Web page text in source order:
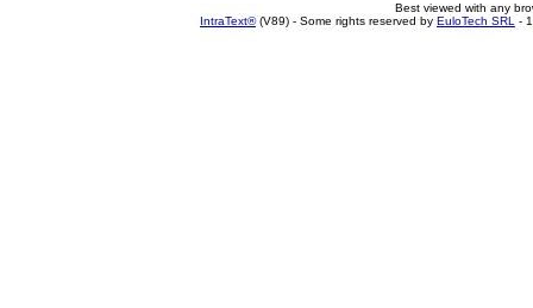
Best viewed with any
IntraText®(V89) - Some rights reserved by EuloTech SRL -